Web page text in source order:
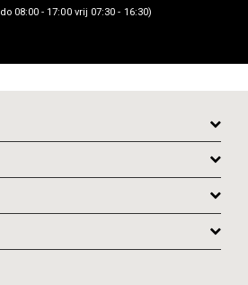
08:00 - 17:00 vrij 07:30 - 16:30)